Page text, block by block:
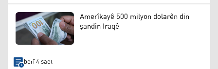
Amerîkayê 500 milyon dolarên din
şandin Iraqê
berî 4 saet